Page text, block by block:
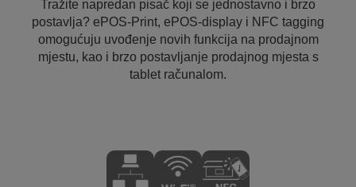
Tražite napredan pisač koji se jednostavno i brzo
postavlja? ePOS-Print, ePOS-display i NFC tagging
omogućuju uvođenje novih funkcija na prodajnom
mjestu, kao i brzo postavljanje prodajnog mjesta s
tablet računalom.